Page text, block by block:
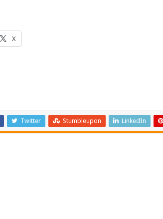
X
Twitter Stumbleupon LinkedIn